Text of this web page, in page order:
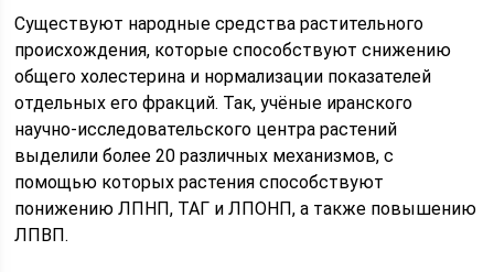
Существуют народные средства растительного
происхождения, которые способствуют снижению
общего холестерина и нормализации показателей
отдельных его фракций. Так, учёные иранского
научно-исследовательского центра растений
выделили более 20 различных механизмов, с
помощью которых растения способствуют
понижению ЛПНП, ТАГ и ЛПОНП, а также повышению
ЛПВП.